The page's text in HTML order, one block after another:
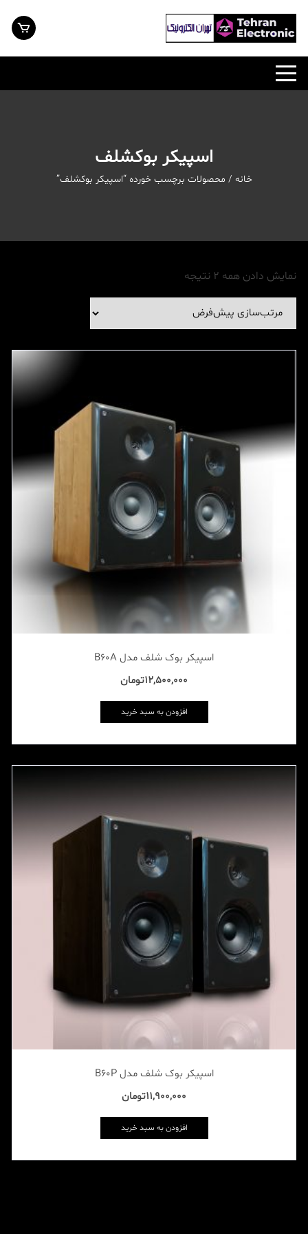
محتوا
اسپیکر بوکشلف
خانه / محصولات برچسب خورده “اسپیکر بوکشلف”
نمایش دادن همه 2 نتیجه
اسپیکر بوک شلف مدل B60A
12,500,000تومان
افزودن به سبد خرید
اسپیکر بوک شلف مدل B60P
11,900,000تومان
افزودن به سبد خرید